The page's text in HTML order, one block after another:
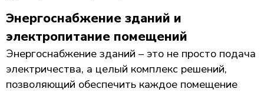
Энергоснабжение зданий и
электропитание помещений
Энергоснабжение зданий – это не просто подача
электричества, а целый комплекс решений,
позволяющий обеспечить каждое помещение